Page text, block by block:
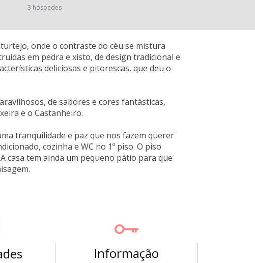
3 hóspedes
onde o contraste do céu se mistura
em pedra e xisto, de design tradicional e
deliciosas e pitorescas, que deu o
de sabores e cores fantásticas,
e o Castanheiro.
tranquilidade e paz que nos fazem querer
cozinha e WC no 1º piso. O piso
casa tem ainda um pequeno pátio para que
Informação